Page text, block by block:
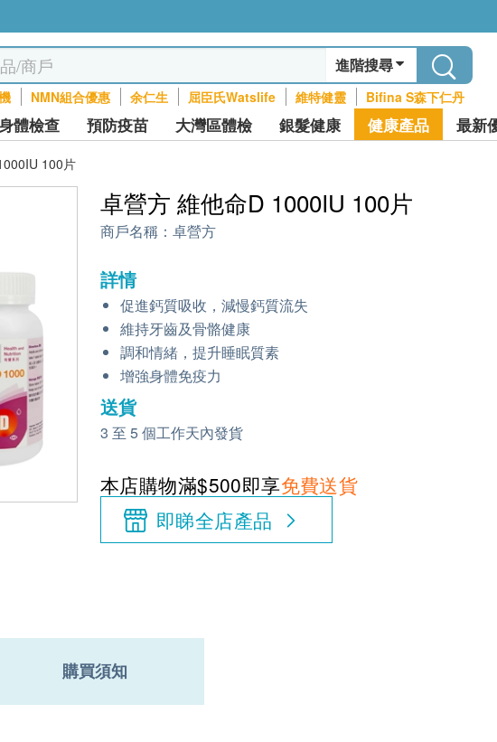
進階搜尋
NMN組合優惠 余仁生 屈臣氏Watslife 維特健靈 Bifina S森下仁丹
體檢查 預防疫苗 大灣區體檢 銀髮健康 健康產品 最新
100片
卓營方 維他命D 1000IU 100片
商戶名稱： 卓營方
詳情
促進鈣質吸收，減慢鈣質流失
維持牙齒及骨骼健康
調和情緒，提升睡眠質素
增強身體免疫力
送貨
3 至 5 個工作天內發貨
本店購物滿$500即享免費送貨
即睇全店產品
購買須知